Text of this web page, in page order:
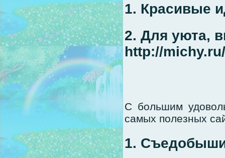
1. Красивые
2. Для уюта,
http://michy.ru/
C большим
самых полезных
1.